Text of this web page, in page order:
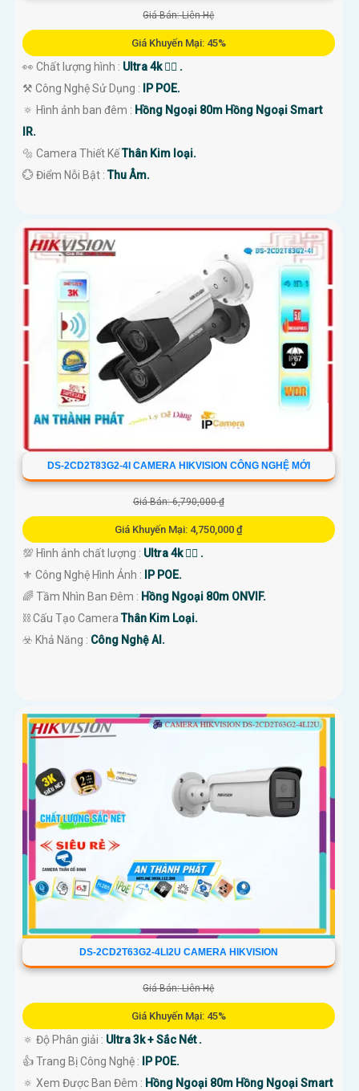
Giá Bán: Liên Hệ
Giá Khuyến Mại: 45%
👀 Chất lượng hình : Ultra 4k 👍🏾 .
⚒ Công Nghệ Sử Dụng :
IP POE.
🔅 Hình ảnh ban đêm : Hồng Ngoại 80m Hồng Ngoại Smart
IR.
🔩 Camera Thiết KếThân Kim loại.
️💮 Điểm Nỗi Bật :Thu Âm.
DS-2CD2T83G2-4I CAMERA HIKVISION CÔNG NGHỆ MỚI
Giá Bán: 6,790,000 ₫
Giá Khuyến Mại: 4,750,000 ₫
💯 Hình ảnh chất lượng : Ultra 4k 👍🏾 .
⚜️ Công Nghệ Hình Ảnh :
IP POE.
🌈 Tầm Nhìn Ban Đêm : Hồng Ngoại 80m ONVIF.
⛓ Cấu Tạo CameraThân Kim Loại.
️☣️ Khả Năng : Công Nghệ AI.
DS-2CD2T63G2-4LI2U CAMERA HIKVISION
Giá Bán: Liên Hệ
Giá Khuyến Mại: 45%
🔅 Độ Phân giải : Ultra 3k + Sắc Nét .
👍 Trang Bị Công Nghệ :
IP POE.
🔅 Xem Được Ban Đêm : Hồng Ngoại 80m Hồng Ngoại Smart